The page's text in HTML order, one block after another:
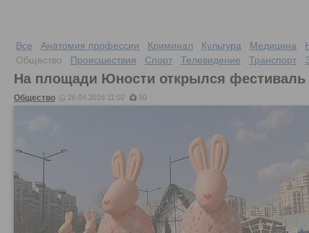
Все Анатомия профессии Криминал Культура Медицина
Общество
Происшествия Спорт Телевидение Транспорт
На площади Юности открылся
Общество 26.04.2019 11:02 50